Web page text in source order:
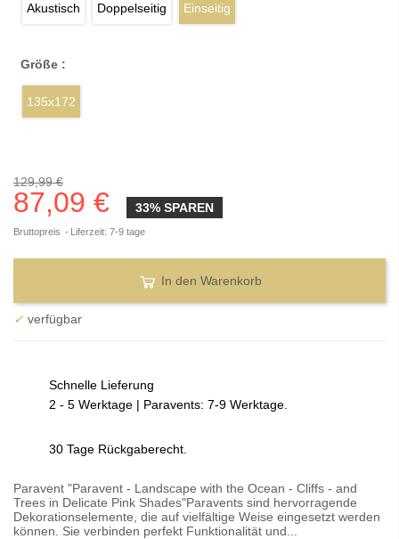
Akustisch Doppelseitig Einseitig
Größe :
135x172
129,99 €
87,09 € 33% SPAREN
Bruttopreis Liferzeit: 7-9 tage
In den Warenkorb
✓ verfügbar
Schnelle Lieferung
2 - 5 Werktage | Paravents: 7-9 Werktage.
30 Tage Rückgaberecht.
Paravent "Paravent - Landscape with the Ocean - Cliffs - and
Trees in Delicate Pink Shades"Paravents sind hervorragende
Dekorationselemente, die auf vielfältige Weise eingesetzt werden
können. Sie verbinden perfekt Funktionalität und...